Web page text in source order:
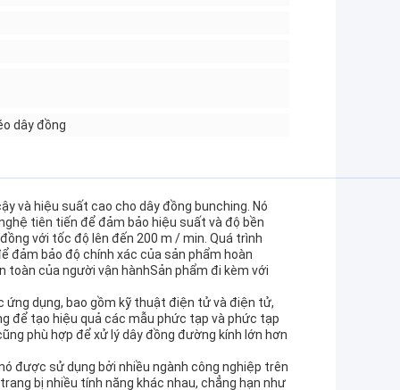
dây đồng
và hiệu suất cao cho dây đồng bunching. Nó
tiên tiến để đảm bảo hiệu suất và độ bền
với tốc độ lên đến 200 m / min. Quá trình
bảo độ chính xác của sản phẩm hoàn
của người vận hànhSản phẩm đi kèm với
ứng dụng, bao gồm kỹ thuật điện tử và điện tử,
để tạo hiệu quả các mẫu phức tạp và phức tạp
phù hợp để xử lý dây đồng đường kính lớn hơn
được sử dụng bởi nhiều ngành công nghiệp trên
bị nhiều tính năng khác nhau, chẳng hạn như